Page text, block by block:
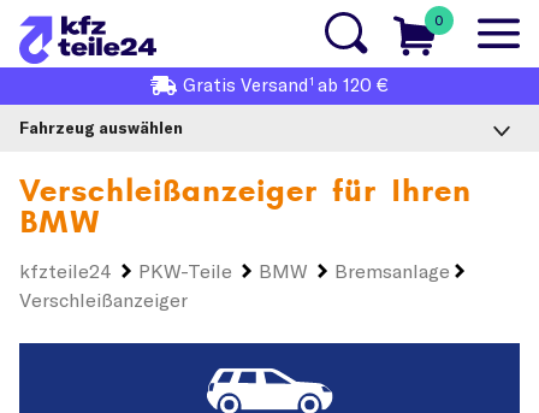
0
Gratis Versand1 ab 120 €
Fahrzeug auswählen
Verschleißanzeiger für Ihren
BMW
kfzteile24 PKW-Teile BMW
Bremsanlage
Verschleißanzeiger